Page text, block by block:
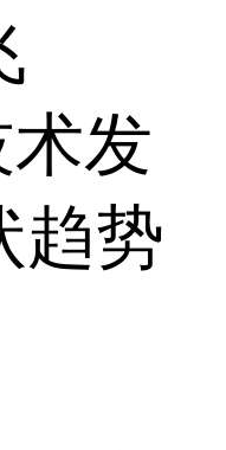
术发
趋势